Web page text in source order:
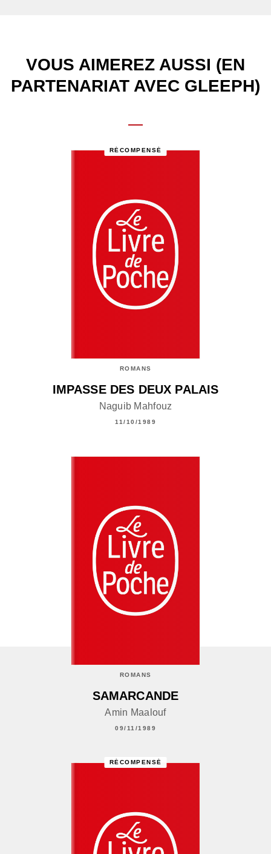
VOUS AIMEREZ AUSSI (EN
PARTENARIAT AVEC GLEEPH)
RÉCOMPENSÉ
ROMANS
IMPASSE DES DEUX PALAIS
Naguib Mahfouz
11/10/1989
ROMANS
SAMARCANDE
Amin Maalouf
09/11/1989
RÉCOMPENSÉ